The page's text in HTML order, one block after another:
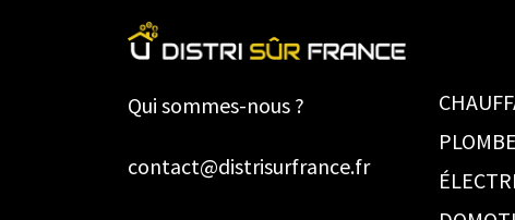
Qui sommes-nous ?
contact@distrisurfrance.fr